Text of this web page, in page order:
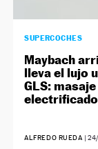
SUPERCOCHES
Maybach
lleva el lujo
GLS:
electrificado
ALFREDO RUEDA |